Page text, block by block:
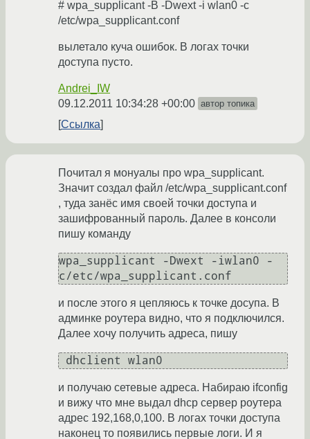
# wpa_supplicant -B -Dwext -i wlan0 -c
/etc/wpa_supplicant.conf
вылетало куча ошибок. В логах точки
доступа пусто.
Andrei_IW
09.12.2011 10:34:28 +00:00 автор топика
Ссылка
Почитал я монуалы про wpa_supplicant.
Значит создал файл /etc/wpa_supplicant.conf
, туда занёс имя своей точки доступа и
зашифрованный пароль. Далее в консоли
пишу команду
wpa_supplicant -Dwext -iwlan0 -
c/etc/wpa_supplicant.conf
и после этого я цепляюсь к точке досупа. В
админке роутера видно, что я подключился.
Далее хочу получить адреса, пишу
dhclient wlan0
и получаю сетевые адреса. Набираю ifconfig
и вижу что мне выдал dhcp сервер роутера
адрес 192,168,0,100. В логах точки доступа
наконец то появились первые логи. И я